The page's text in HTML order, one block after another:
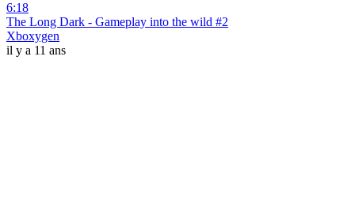
6:18
The Long Dark - Gameplay into the wild #2
Xboxygen
il y a 11 ans